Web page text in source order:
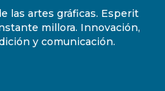
las artes gráficas. Esperit
millora. Innovación,
y comunicación.